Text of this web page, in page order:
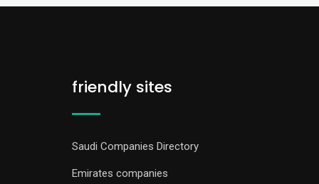
friendly sites
Saudi Companies Directory
Emirates companies